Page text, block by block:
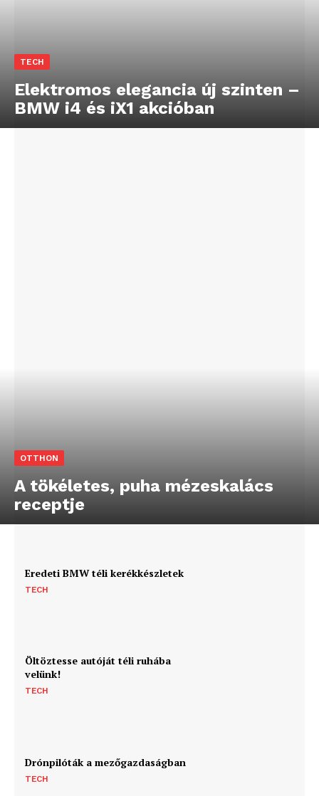
TECH
Elektromos elegancia új szinten –
BMW i4 és iX1 akcióban
OTTHON
A tökéletes, puha mézeskalács
receptje
Eredeti BMW téli kerékkészletek
TECH
Öltöztesse autóját téli ruhába
velünk!
TECH
Drónpilóták a mezőgazdaságban
TECH